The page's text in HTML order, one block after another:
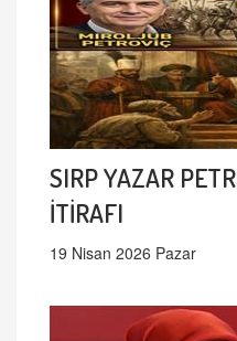
SIRP YAZAR
İTİRAFI
19 Nisan 2026 Pazar